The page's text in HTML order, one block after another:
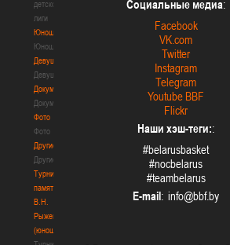
детской
лиги
Юноши
Юноши
Девушки
Девушки
Документы
Документы
Фото
Фото
Другие
Другие
Турнир
памяти
В.Н.
Рыженкова
(юноши)
Социальные медиа:
Facebook
VK.com
Twitter
Instagram
Telegram
Youtube BBF
Flickr
Наши хэш-теги::
#belarusbasket
#nocbelarus
#teambelarus
E-mail: